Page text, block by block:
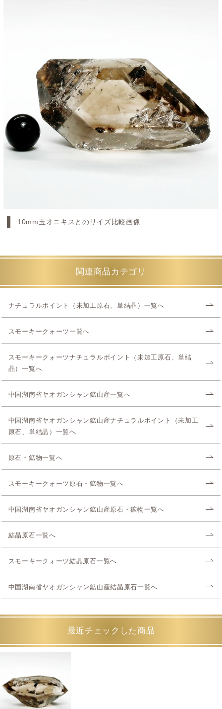
10mm玉オニキスとのサイズ比較画像
関連商品カテゴリ
ナチュラルポイント（未加工原石、単結晶）一覧へ
スモーキークォーツ一覧へ
スモーキークォーツナチュラルポイント（未加工原石、単結
晶）一覧へ
中国湖南省ヤオガンシャン鉱山産一覧へ
中国湖南省ヤオガンシャン鉱山産ナチュラルポイント（未加工
原石、単結晶）一覧へ
原石・鉱物一覧へ
スモーキークォーツ原石・鉱物一覧へ
中国湖南省ヤオガンシャン鉱山産原石・鉱物一覧へ
結晶原石一覧へ
スモーキークォーツ結晶原石一覧へ
中国湖南省ヤオガンシャン鉱山産結晶原石一覧へ
最近チェックした商品